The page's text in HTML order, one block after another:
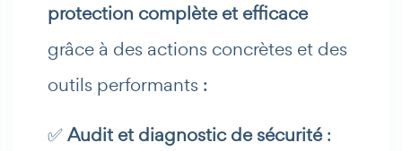
protection complète et efficace
grâce à des actions concrètes et des
outils performants :
✅Audit et diagnostic de sécurité: